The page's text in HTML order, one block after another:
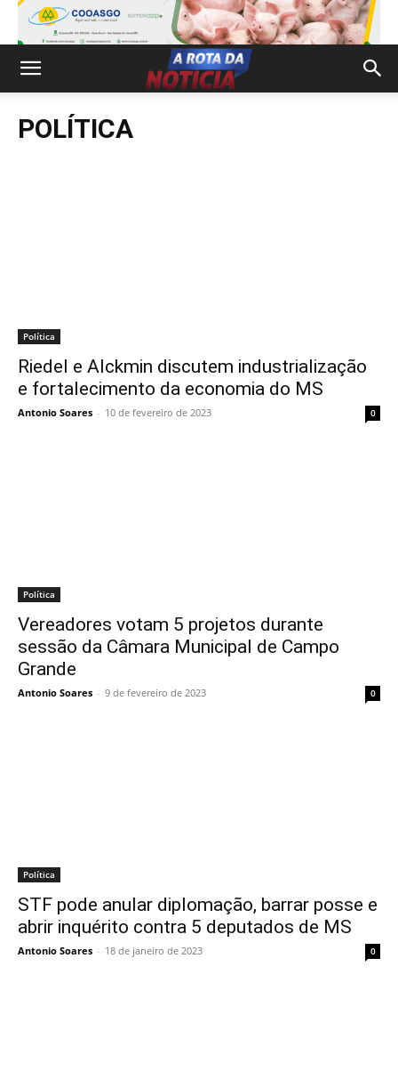
POLÍTICA
Política
Riedel e Alckmin discutem industrialização
e fortalecimento da economia do MS
Antonio Soares - 10 de fevereiro de 2023 0
Política
Vereadores votam 5 projetos durante
sessão da Câmara Municipal de Campo
Grande
Antonio Soares - 9 de fevereiro de 2023 0
Política
STF pode anular diplomação, barrar posse e
abrir inquérito contra 5 deputados de MS
Antonio Soares - 18 de janeiro de 2023 0